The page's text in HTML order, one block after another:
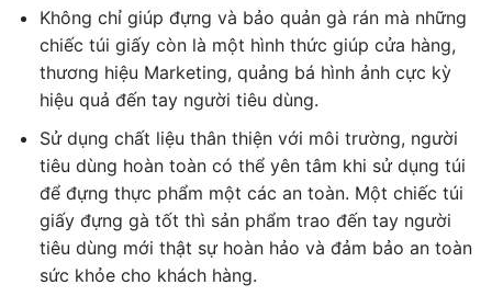
Không chỉ giúp đựng và bảo quản gà rán mà những
chiếc túi giấy còn là một hình thức giúp cửa hàng,
thương hiệu Marketing, quảng bá hình ảnh cực kỳ
hiệu quả đến tay người tiêu dùng.
Sử dụng chất liệu thân thiện với môi trường, người
tiêu dùng hoàn toàn có thể yên tâm khi sử dụng túi
để đựng thực phẩm một các an toàn. Một chiếc túi
giấy đựng gà tốt thì sản phẩm trao đến tay người
tiêu dùng mới thật sự hoàn hảo và đảm bảo an toàn
sức khỏe cho khách hàng.